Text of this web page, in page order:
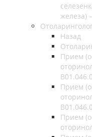
железа)
Назад
Прием
Прием
Прием